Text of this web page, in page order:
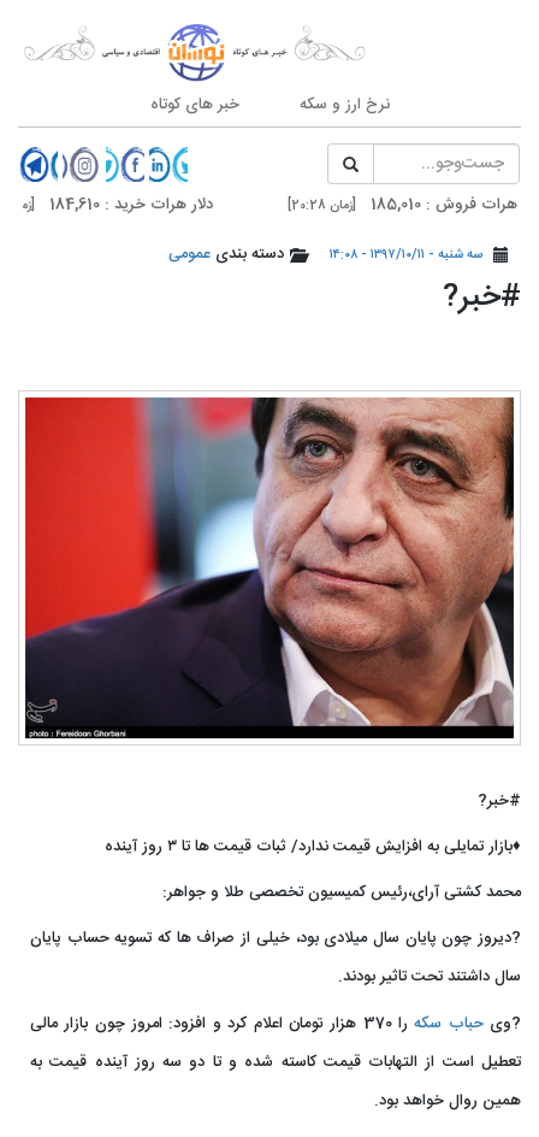
نرخ ارز و سکه خبر های کوتاه
: 185,010 [زمان 20:28] دلار هرات خرید : 184,610 [زمان 20:28]
: 185,800 [زمان 20:35] دلار تهران خرید : 185,400 سه شنبه - ۱۳۹۷/۱۰/۱۱ - ۱۴:۰۸ دسته بندی عمومی
#خبر?
#خبر?
♦️بازار تمایلی به افزایش قیمت ندارد/ ثبات قیمت ها تا ۳ روز آینده
محمد کشتی آرای،رئیس کمیسیون تخصصی طلا و جواهر:
?دیروز چون پایان سال میلادی بود، خیلی از صراف ها که تسویه حساب پایان
سال داشتند تحت تاثیر بودند.
?وی حباب سکه
را 370 هزار تومان اعلام کرد و افزود: امروز چون بازار مالی
تعطیل است از التهابات قیمت کاسته شده و تا دو سه روز آینده قیمت به
همین روال خواهد بود.